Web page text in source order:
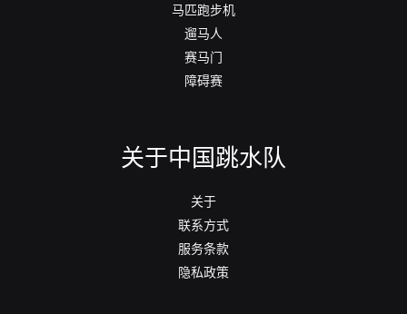
马匹跑步机
遛马人
赛马门
障碍赛
关于中国跳水队
关于
联系方式
服务条款
隐私政策